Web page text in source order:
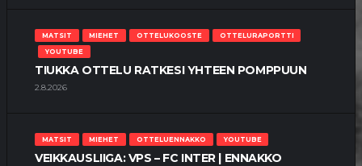
MATSIT MIEHET OTTELUKOOSTE
OTTELURAPORTTI
YOUTUBE
TIUKKA OTTELU RATKESI YHTEEN POMPPUUN
2.8.2026
MATSIT MIEHET OTTELUENNAKKO YOUTUBE
VEIKKAUSLIIGA: VPS – FC INTER | ENNAKKO